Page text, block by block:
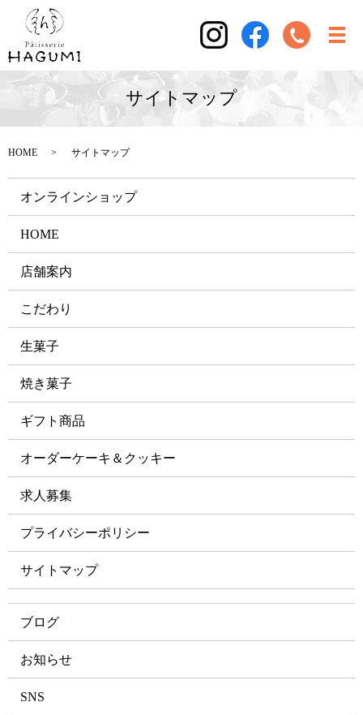
サイトマップ
HOME サイトマップ
オンラインショップ
HOME
店舗案内
こだわり
生菓子
焼き菓子
ギフト商品
オーダーケーキ＆クッキー
求人募集
プライバシーポリシー
サイトマップ
ブログ
お知らせ
SNS